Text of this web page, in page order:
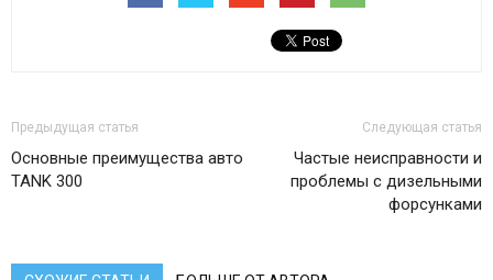
Предыдущая статья
Основные преимущества авто
TANK 300
Следующая статья
Частые неисправности и
проблемы с дизельными
форсунками